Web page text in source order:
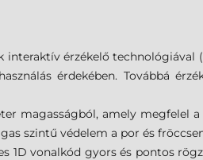
érzékelő technológiával
érdekében. Továbbá
magasságból, amely megfelel a
szintű védelem a por és
1D vonalkód gyors és pontos